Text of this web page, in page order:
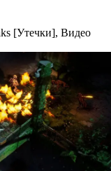
[Утечки], Видео